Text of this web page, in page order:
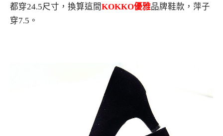
都穿24.5尺寸，換算這間KOKKO優雅品牌鞋款，萍子
穿7.5。